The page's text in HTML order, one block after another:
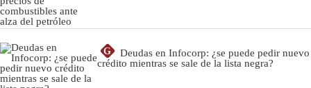
G
Deudas en Infocorp: ¿se puede pedir nuevo
crédito mientras se sale de la lista negra?